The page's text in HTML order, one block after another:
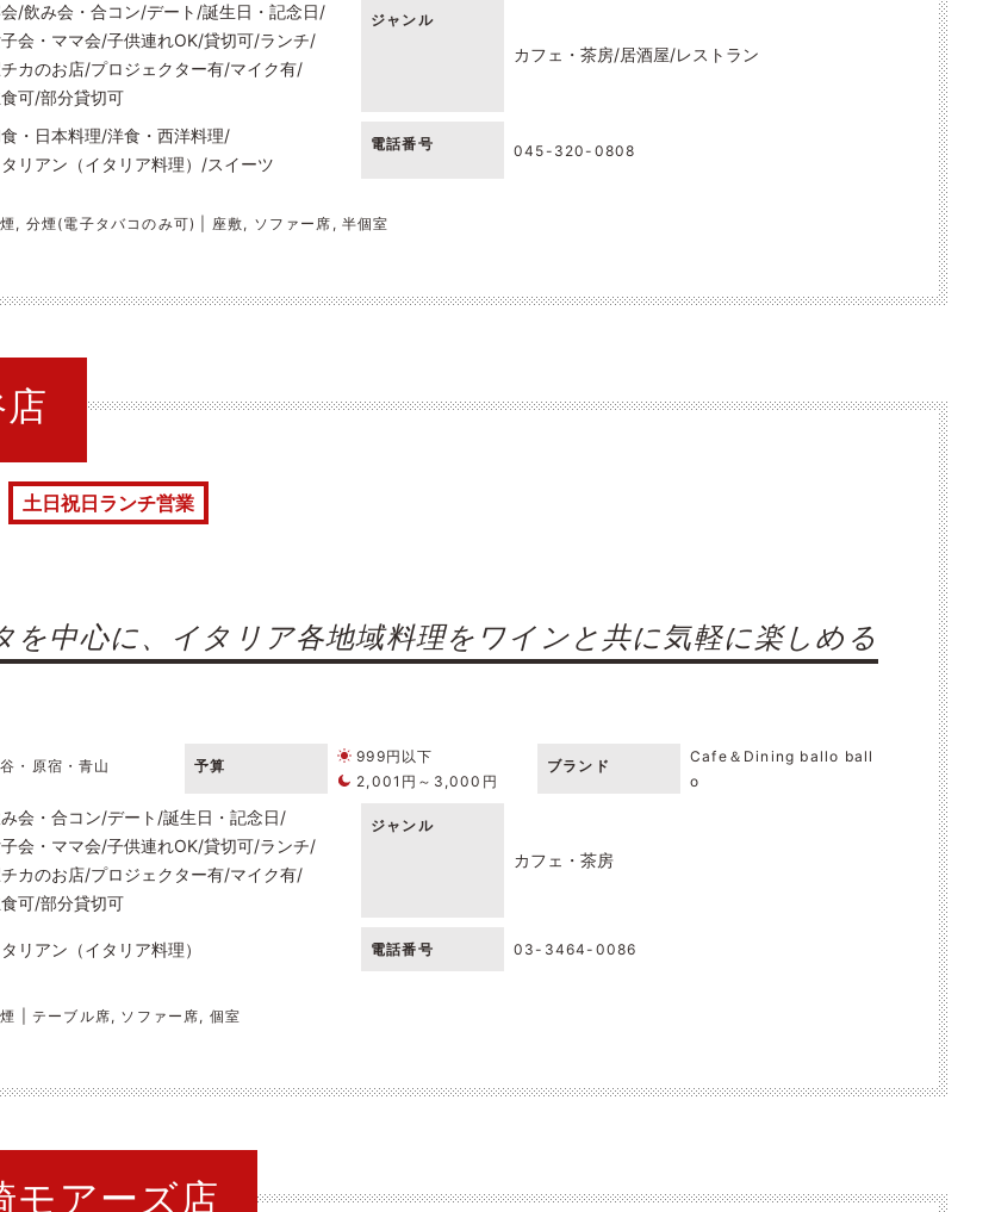
飲み会・合コン デート 誕生日・記念日
会・ママ会 子供連れOK 貸切可 ランチ
カのお店 プロジェクター有 マイク有
可 部分貸切可
ジャンル
カフェ・茶房 居酒屋 レストラン
・日本料理 洋食・西洋料理
リアン（イタリア料理）
スイーツ
電話番号 045-320-0808
, 分煙(電子タバコのみ可) | 座敷, ソファー席, 半個室
土日祝日ランチ営業
を中心に、イタリア各地域料理をワインと共に気軽に楽しめる
・原宿・青山 予算
999円以下
2,001円～3,000円
ブランド
Cafe＆Dining ballo ball
o
会・合コン デート 誕生日・記念日
会・ママ会 子供連れOK 貸切可 ランチ
カのお店 プロジェクター有 マイク有
可 部分貸切可
ジャンル
カフェ・茶房
リアン（イタリア料理） 電話番号 03-3464-0086
| テーブル席, ソファー席, 個室
モアーズ店